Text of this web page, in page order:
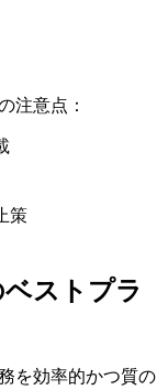
注意点：
策
ストプラ
を効率的かつ質の